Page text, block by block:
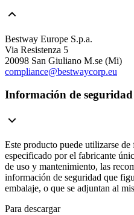
Bestway Europe S.p.a.
Via Resistenza 5
20098 San Giuliano M.se (Mi)
compliance@bestwaycorp.eu
Información de seguridad
Este producto puede utilizarse
especificado por el fabricante
de uso y mantenimiento, las
información de seguridad que
embalaje, o que se adjuntan al
Para descargar